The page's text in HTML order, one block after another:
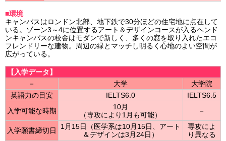
■環境
キャンパスはロンドン北部、地下鉄で30分ほどの住宅地に点在して
いる。ゾーン3～4に位置するアート＆デザインコースが入るヘンド
ンキャンパスの校舎はモダンで新しく、多くの窓を取り入れたエコ
フレンドリーな建物。周辺の緑とマッチし明るく心地のよい空間が
広がっている。
【入学データ】
－
大学
大学院
英語力の目安
IELTS6.0
IELTS6.5
入学可能な時期
10月
（専攻により1月も可能）
－
入学願書締切日
1月15日（医学系は10月15日、アート
＆デザインは3月24日）
専攻によ
り異なる